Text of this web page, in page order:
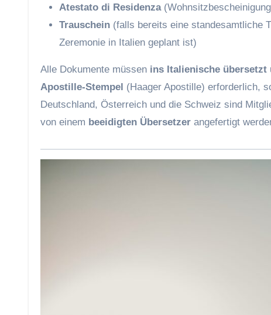
Atestato di Residenza
Trauschein (falls bereits eine standesamtliche
Zeremonie in Italien geplant ist)
Alle Dokumente müssen ins Italienische übersetzt
Apostille-Stempel (Haager Apostille) erforderlich,
Deutschland, Österreich und die Schweiz sind
von einem beeidigten Übersetzer angefertigt